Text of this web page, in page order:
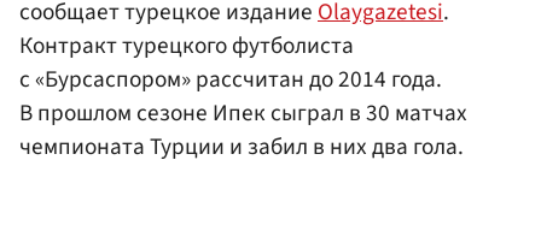
сообщает турецкое издание Olaygazetesi.
Контракт турецкого футболиста
с «Бурсаспором» рассчитан до 2014 года.
В прошлом сезоне Ипек сыграл в 30 матчах
чемпионата Турции и забил в них два гола.